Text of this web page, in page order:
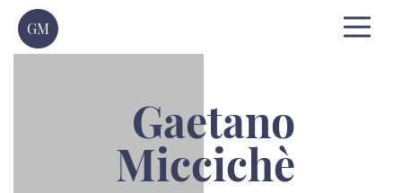
GM
Gaetano
Miccichè